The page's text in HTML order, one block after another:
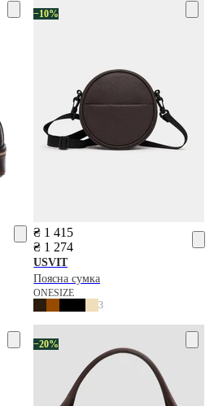
−10%
₴ 1 415
₴ 1 274
USVIT
Поясна сумка
ONESIZE
3
−20%